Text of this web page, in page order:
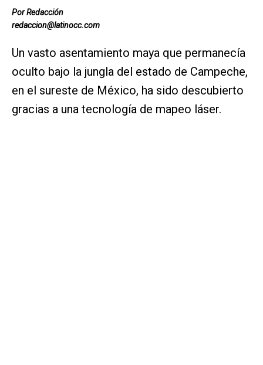
Por Redacción
redaccion@latinocc.com
Un vasto asentamiento maya que permanecía
oculto bajo la jungla del estado de Campeche,
en el sureste de México, ha sido descubierto
gracias a una tecnología de mapeo láser.